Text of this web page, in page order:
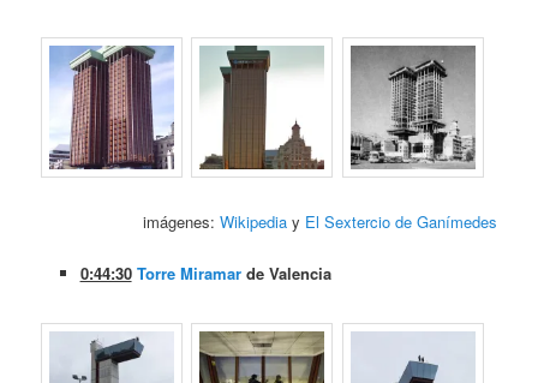
imágenes: Wikipediay El Sextercio de Ganímedes
0:44:30 Torre Miramarde Valencia